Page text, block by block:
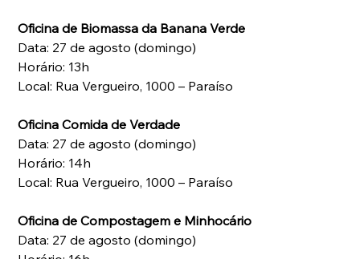
Oficina de Biomassa da Banana Verde
Data: 27 de agosto (domingo)
Horário: 13h
Local: Rua Vergueiro, 1000 – Paraíso
Oficina Comida de Verdade
Data: 27 de agosto (domingo)
Horário: 14h
Local: Rua Vergueiro, 1000 – Paraíso
Oficina de Compostagem e Minhocário
Data: 27 de agosto (domingo)